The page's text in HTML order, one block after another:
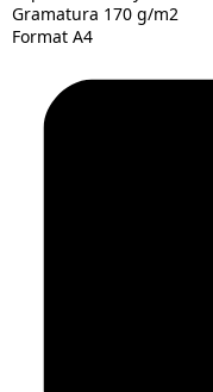
Gramatura 170 g/m2
Format A4